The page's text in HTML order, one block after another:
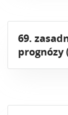
69.
prognózy